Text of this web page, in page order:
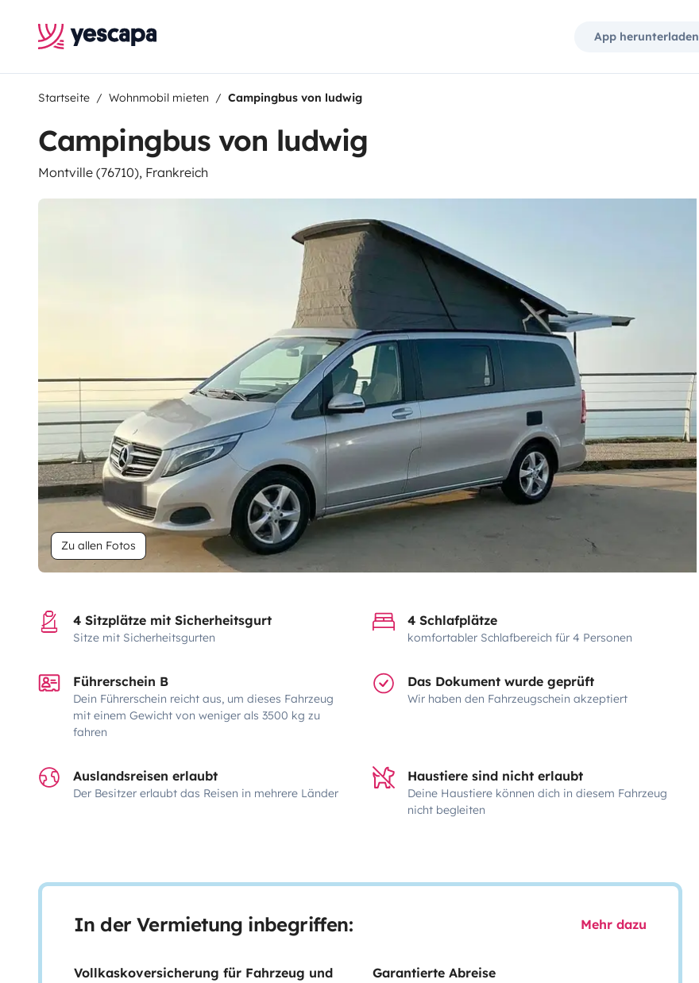
App herunterladen
Startseite Wohnmobil mieten Campingbus von ludwig
Campingbus von ludwig
Montville (76710), Frankreich
Zu allen Fotos
4 Sitzplätze mit Sicherheitsgurt
Sitze mit Sicherheitsgurten
4 Schlafplätze
komfortabler Schlafbereich für 4 Personen
Führerschein B
Dein Führerschein reicht aus, um dieses Fahrzeug
mit einem Gewicht von weniger als 3500 kg zu
fahren
Das Dokument wurde geprüft
Wir haben den Fahrzeugschein akzeptiert
Auslandsreisen erlaubt
Der Besitzer erlaubt das Reisen in mehrere Länder
Haustiere sind nicht erlaubt
Deine Haustiere können dich in diesem Fahrzeug
nicht begleiten
In der Vermietung inbegriffen: Mehr dazu
Vollkaskoversicherung für Fahrzeug und
Garantierte Abreise